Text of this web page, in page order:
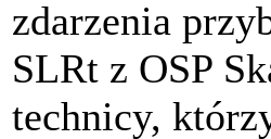
zdarzenia
SLRt z OSP
technicy,